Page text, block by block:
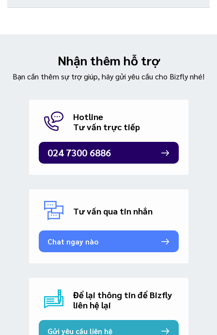
Nhận thêm hỗ trợ
Bạn cần thêm sự trợ giúp, hãy gửi yêu cầu cho Bizfly nhé!
Hotline
Tư vấn trực tiếp
024 7300 6886
Tư vấn qua tin nhắn
Chat ngay nào
Để lại thông tin để Bizfly
liên hệ lại
Gửi yêu cầu liên hệ